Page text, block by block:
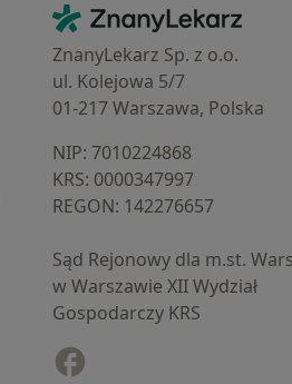
Kontakt
ZnanyLekarz - Strona główna
ZnanyLekarz Sp. z o.o.
ul. Kolejowa 5/7
01-217 Warszawa, Polska
NIP: ⁠7010224868
KRS: ⁠0000347997
REGON: ⁠142276657
Sąd Rejonowy dla m.st.
w Warszawie XII Wydział
Gospodarczy KRS